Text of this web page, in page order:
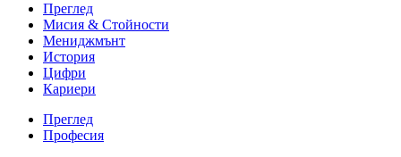
Преглед
Мисия & Стойности
Мениджмънт
История
Цифри
Кариери
Преглед
Професия